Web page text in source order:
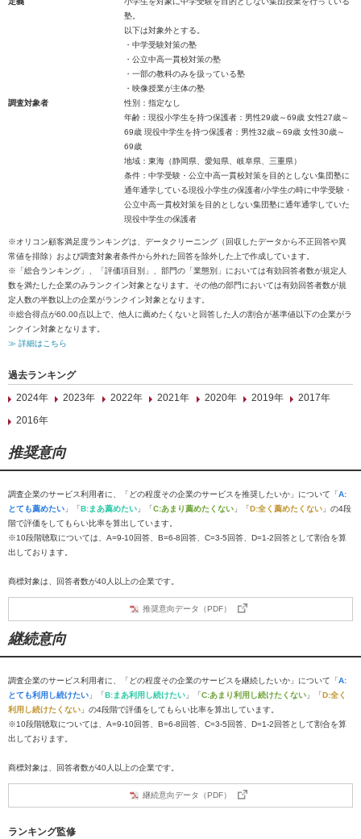
塾。
以下は対象外とする。
・中学受験対策の塾
・公立中高一貫校対策の塾
・一部の教科のみを扱っている塾
・映像授業が主体の塾
調査対象者
性別：指定なし
年齢：現役小学生を持つ保護者：男性29歳～69歳 女性27歳～
69歳 現役中学生を持つ保護者：男性32歳～69歳 女性30歳～
69歳
地域：東海（静岡県、愛知県、岐阜県、三重県）
条件：中学受験・公立中高一貫校対策を目的としない集団塾に
通年通学している現役小学生の保護者/小学生の時に中学受験・
公立中高一貫校対策を目的としない集団塾に通年通学していた
現役中学生の保護者
※オリコン顧客満足度ランキングは、データクリーニング（回収したデータから不正回答や異
常値を排除）および調査対象者条件から外れた回答を除外した上で作成しています。
※「総合ランキング」、「評価項目別」、部門の「業態別」においては有効回答者数が規定人
数を満たした企業のみランクイン対象となります。その他の部門においては有効回答者数が規
定人数の半数以上の企業がランクイン対象となります。
※総合得点が60.00点以上で、他人に薦めたくないと回答した人の割合が基準値以下の企業がラ
ンクイン対象となります。
≫ 詳細はこちら
過去ランキング
2024年
2023年 2022年 2021年 2020年 2019年
2017年
2016年
推奨意向
調査企業のサービス利用者に、「どの程度その企業のサービスを推奨したいか」について「A:
とても薦めたい 」「B:まあ薦めたい 」「C:あまり薦めたくない 」「D:全く薦めたくない 」の4段
階で評価をしてもらい比率を算出しています。
※10段階聴取については、A=9-10回答、B=6-8回答、C=3-5回答、D=1-2回答として割合を算
出しております。
商標対象は、回答者数が40人以上の企業です。
推奨意向データ（PDF）
継続意向
調査企業のサービス利用者に、「どの程度その企業のサービスを継続したいか」について「A:
とても利用し続けたい 」「B:まあ利用し続けたい 」「C:あまり利用し続けたくない 」「D:全く
利用し続けたくない 」の4段階で評価をしてもらい比率を算出しています。
※10段階聴取については、A=9-10回答、B=6-8回答、C=3-5回答、D=1-2回答として割合を算
出しております。
商標対象は、回答者数が40人以上の企業です。
継続意向データ（PDF）
ランキング監修